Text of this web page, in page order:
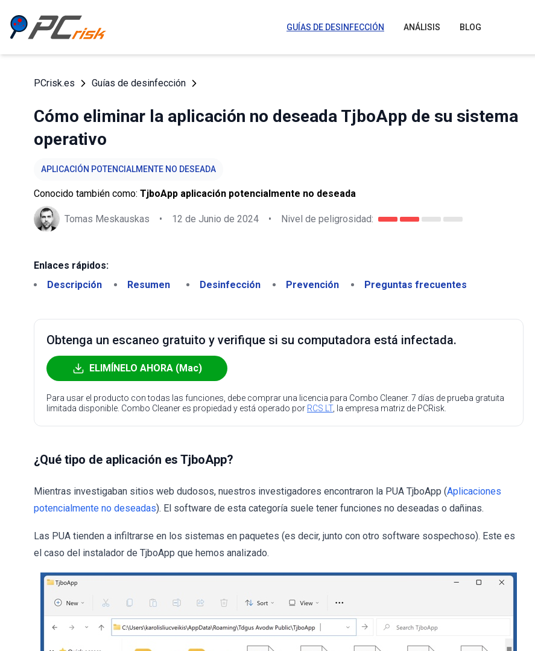
GUÍAS DE DESINFECCIÓN ANÁLISIS BLOG
PCrisk.es Guías de desinfección
Cómo eliminar la aplicación no deseada TjboApp de su sistema
operativo
APLICACIÓN POTENCIALMENTE NO DESEADA
Conocido también como: TjboApp aplicación potencialmente no deseada
Tomas Meskauskas • 12 de Junio de 2024 • Nivel de peligrosidad:
Enlaces rápidos:
Descripción
Resumen Desinfección Prevención Preguntas frecuentes
Obtenga un escaneo gratuito y verifique si su computadora está infectada.
ELIMÍNELO AHORA (Mac)
Para usar el producto con todas las funciones, debe comprar una licencia para Combo Cleaner. 7 días de prueba gratuita
limitada disponible. Combo Cleaner es propiedad y está operado por RCS LT, la empresa matriz de PCRisk.
¿Qué tipo de aplicación es TjboApp?
Mientras investigaban sitios web dudosos, nuestros investigadores encontraron la PUA TjboApp (Aplicaciones
potencialmente no deseadas). El software de esta categoría suele tener funciones no deseadas o dañinas.
Las PUA tienden a infiltrarse en los sistemas en paquetes (es decir, junto con otro software sospechoso). Este es
el caso del instalador de TjboApp que hemos analizado.